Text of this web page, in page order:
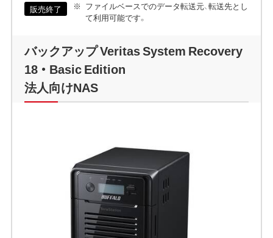
販売終了
ファイルベースでのデータ転送元、転送先とし
て利用可能です。
バックアップ Veritas System Recovery
18 ・ Basic Edition
法人向けNAS